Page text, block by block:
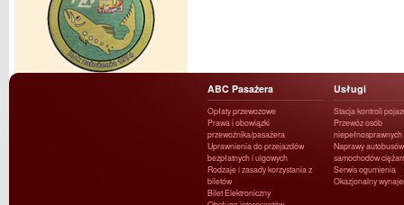
ABC Pasażera
Opłaty przewozowe
Prawa i obowiązki
przewoźnika/pasażera
Uprawnienia do przejazdów
bezpłatnych i ulgowych
Rodzaje i zasady korzystania z
biletów
Bilet Elektroniczny
Usługi
Stacja kontroli
Przewóz osób
niepełnosprawnych
Naprawy
samochodów
Serwis ogumienia
Okazjonalny